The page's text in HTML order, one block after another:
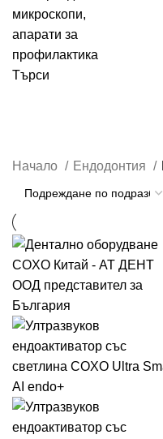
Търси
Начало Ендодонтия